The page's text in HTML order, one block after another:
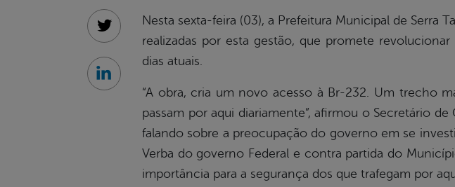
Nesta sexta-feira (03), a Prefeitura Municipal de Serra
realizadas por esta gestão, que promete
dias atuais.
“A obra, cria um novo acesso à Br-232. Um trecho
passam por aqui diariamente”, afirmou o Secretário
falando sobre a preocupação do governo em se
Verba do governo Federal e contra partida do
importância para a segurança dos que trafegam por
Twitter
Linkedin